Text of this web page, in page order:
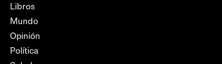
Libros
Mundo
Opinión
Política